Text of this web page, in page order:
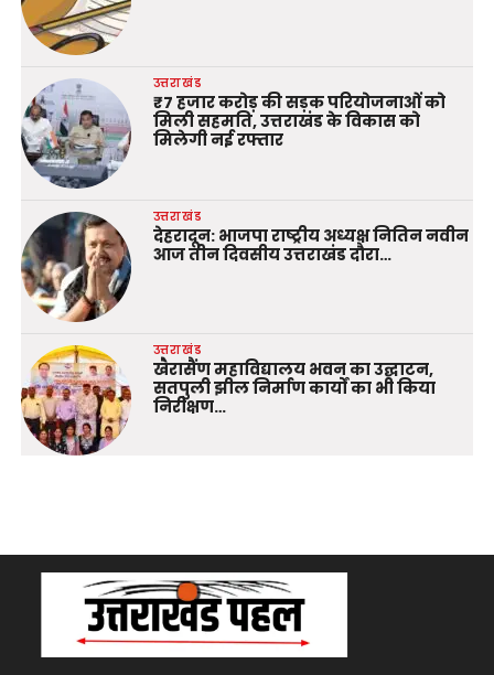
उत्तराखंड
₹7 हजार करोड़ की सड़क परियोजनाओं को
मिली सहमति, उत्तराखंड के विकास को
मिलेगी नई रफ्तार
उत्तराखंड
देहरादून: भाजपा राष्ट्रीय अध्यक्ष नितिन नवीन
आज तीन दिवसीय उत्तराखंड दौरा…
उत्तराखंड
खैरासैंण महाविद्यालय भवन का उद्घाटन,
सतपुली झील निर्माण कार्यों का भी किया
निरीक्षण…